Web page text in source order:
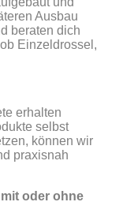
Ausbau
beraten dich
Einzeldrossel,
erhalten
selbst
können wir
praxisnah
oder ohne